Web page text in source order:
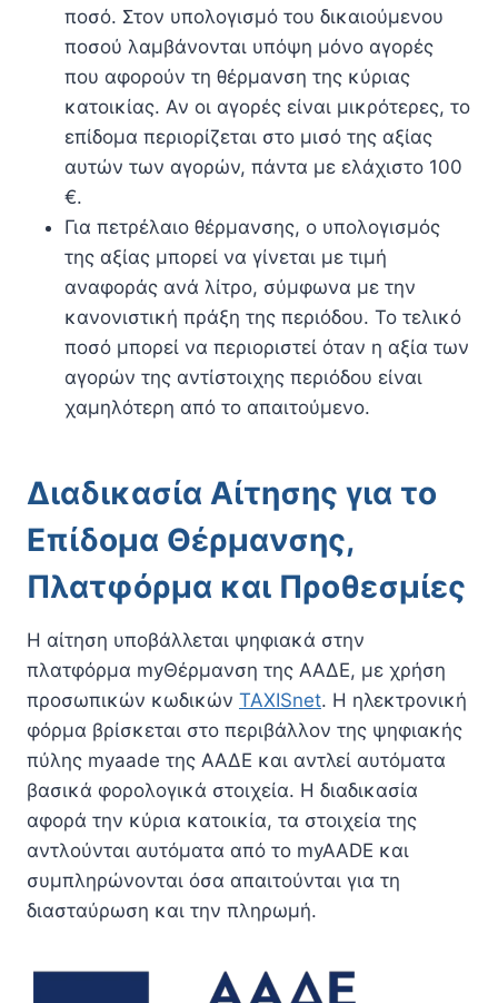
ποσό. Στον υπολογισμό του δικαιούμενου
ποσού λαμβάνονται υπόψη μόνο αγορές
που αφορούν τη θέρμανση της κύριας
κατοικίας. Αν οι αγορές είναι μικρότερες, το
επίδομα περιορίζεται στο μισό της αξίας
αυτών των αγορών, πάντα με ελάχιστο 100
€.
Για πετρέλαιο θέρμανσης, ο υπολογισμός
της αξίας μπορεί να γίνεται με τιμή
αναφοράς ανά λίτρο, σύμφωνα με την
κανονιστική πράξη της περιόδου. Το τελικό
ποσό μπορεί να περιοριστεί όταν η αξία των
αγορών της αντίστοιχης περιόδου είναι
χαμηλότερη από το απαιτούμενο.
Διαδικασία Αίτησης για το
Επίδομα Θέρμανσης,
Πλατφόρμα και Προθεσμίες
Η αίτηση υποβάλλεται ψηφιακά στην
πλατφόρμα myΘέρμανση της ΑΑΔΕ, με χρήση
προσωπικών κωδικών TAXISnet. Η ηλεκτρονική
φόρμα βρίσκεται στο περιβάλλον της ψηφιακής
πύλης myaade της ΑΑΔΕ και αντλεί αυτόματα
βασικά φορολογικά στοιχεία. Η διαδικασία
αφορά την κύρια κατοικία, τα στοιχεία της
αντλούνται αυτόματα από το myAADE και
συμπληρώνονται όσα απαιτούνται για τη
διασταύρωση και την πληρωμή.